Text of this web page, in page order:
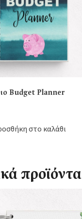
Budget Planner
στο καλάθι
προϊόντα